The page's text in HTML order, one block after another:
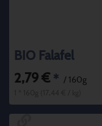
BIO Falafel
2,79 € * / 160g